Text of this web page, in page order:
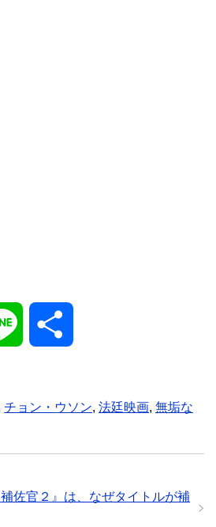
n
e
チョン・ウソン, 法廷映画, 無垢な
佐官２』は、なぜタイトルが補